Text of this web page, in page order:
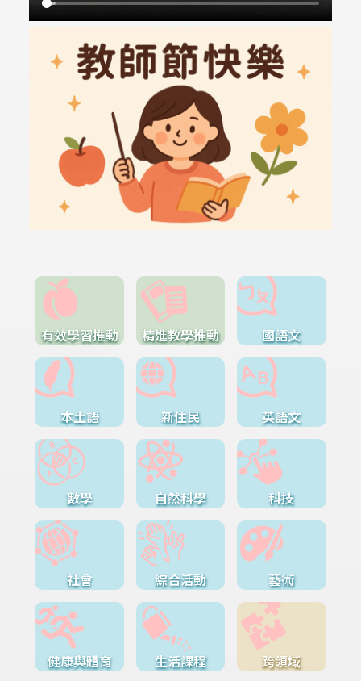
有效學習推動 精進教學推動 國語文
本土語 新住民 英語文
數學 自然科學 科技
社會 綜合活動 藝術
健康與體育 生活課程 跨領域